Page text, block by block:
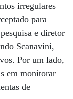
irregulares
para
e diretor
Scanavini,
Por um lado,
em monitorar
de